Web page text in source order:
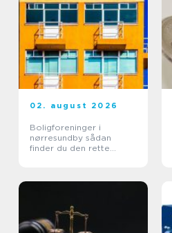
02. august 2026
Boligforeninger i
nørresundby sådan
finder du den rette